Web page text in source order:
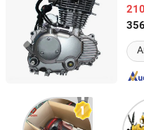
Chongqing, China